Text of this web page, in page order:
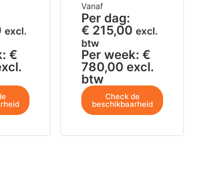
excl.
€
Vanaf
Per dag:
€ 215,00 excl.
btw
Per week:€
780,00 excl.
btw
Check de
beschikbaarheid